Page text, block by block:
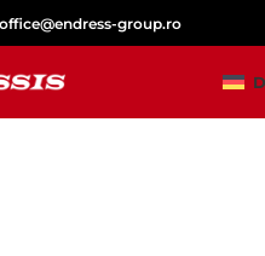
office@endress-group.ro